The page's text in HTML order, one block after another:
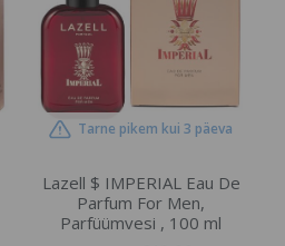
Tarne pikem kui 3 päeva
Lazell $ IMPERIAL Eau De
Parfum For Men,
Parfüümvesi , 100 ml